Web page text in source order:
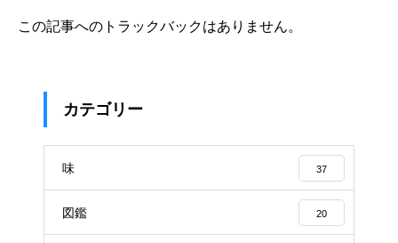
この記事へのトラックバックはありません。
カテゴリー
味 37
図鑑 20